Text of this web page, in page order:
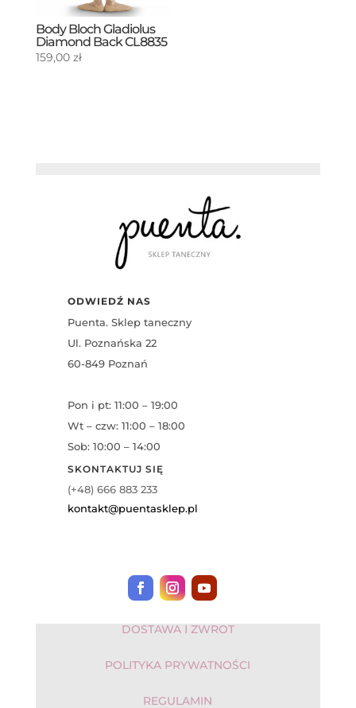
Body Bloch Gladiolus
Diamond Back CL8835
159,00 zł
ODWIEDŹ NAS
Puenta. Sklep taneczny
Ul. Poznańska 22
60-849 Poznań
Pon i pt: 11:00 – 19:00
Wt – czw: 11:00 – 18:00
Sob: 10:00 – 14:00
SKONTAKTUJ SIĘ
(+48) 666 883 233
kontakt@puentasklep.pl
DOSTAWA I ZWROT
POLITYKA PRYWATNOŚCI
REGULAMIN